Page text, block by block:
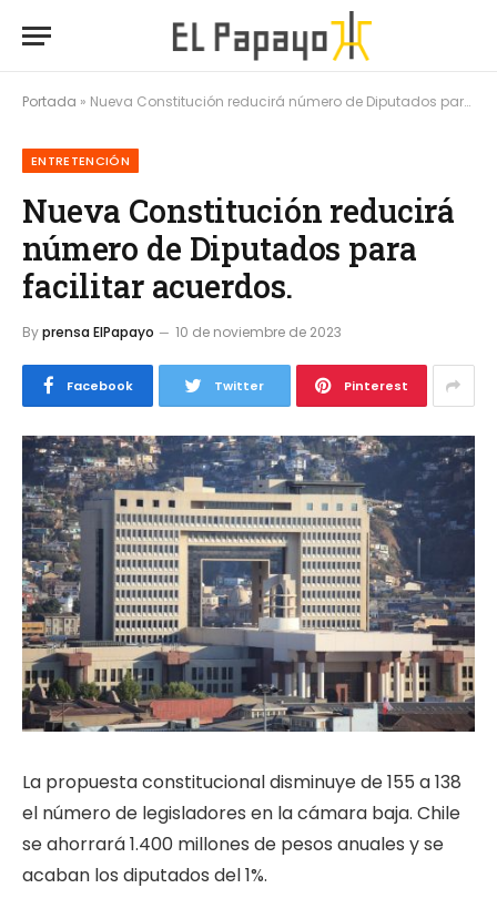
Portada » Nueva Constitución reducirá número de Diputados para facilitar acuerdos.
ENTRETENCIÓN
Nueva Constitución reducirá
número de Diputados para
facilitar acuerdos.
Byprensa ElPapayo 10 de noviembre de 2023
Facebook Twitter Pinterest
La propuesta constitucional disminuye de 155 a 138
el número de legisladores en la cámara baja. Chile
se ahorrará 1.400 millones de pesos anuales y se
acaban los diputados del 1%.